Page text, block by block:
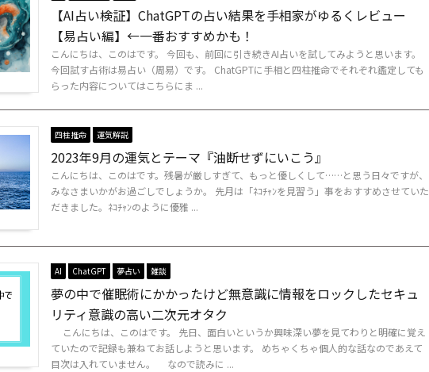
【AI占い検証】ChatGPTの占い結果を手相家がゆるくレビュー
【易占い編】←一番おすすめかも！
こんにちは、このはです。 今回も、前回に引き続きAI占いを試してみようと思います。
今回試す占術は易占い（周易）です。 ChatGPTに手相と四柱推命でそれぞれ鑑定しても
らった内容についてはこちらにま ...
四柱推命 運気解説
2023年9月の運気とテーマ『油断せずにいこう』
こんにちは、このはです。残暑が厳しすぎて、もっと優しくして……と思う日々ですが、
みなさまいかがお過ごしでしょうか。 先月は「ﾈｺﾁｬﾝを見習う」事をおすすめさせていた
だきました。ﾈｺﾁｬﾝのように優雅 ...
AI ChatGPT 夢占い 雑談
夢の中で催眠術にかかったけど無意識に情報をロックしたセキュ
リティ意識の高い二次元オタク
こんにちは、このはです。 先日、面白いというか興味深い夢を見てわりと明確に覚え
ていたので記録も兼ねてお話しようと思います。 めちゃくちゃ個人的な話なのであえて
目次は入れていません。 なので読みに ...